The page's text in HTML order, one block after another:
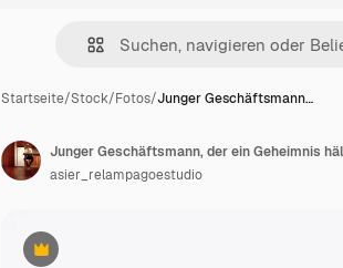
Startseite/Stock/Fotos/Junger Geschäftsmann…
Premium
Junger Geschäftsmann, der ein Geheimnis
asier_relampagoestudio